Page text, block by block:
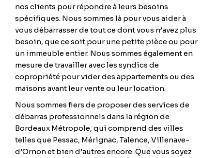
nos clients pour répondre à leurs besoins
spécifiques. Nous sommes là pour vous aider à
vous débarrasser de tout ce dont vous n’avez plus
besoin, que ce soit pour une petite pièce ou pour
un immeuble entier. Nous sommes également en
mesure de travailler avec les syndics de
copropriété pour vider des appartements ou des
maisons avant leur vente ou leur location.
Nous sommes fiers de proposer des services de
débarras professionnels dans la région de
Bordeaux Métropole, qui comprend des villes
telles que Pessac, Mérignac, Talence, Villenave-
d’Ornon et bien d’autres encore. Que vous soyez